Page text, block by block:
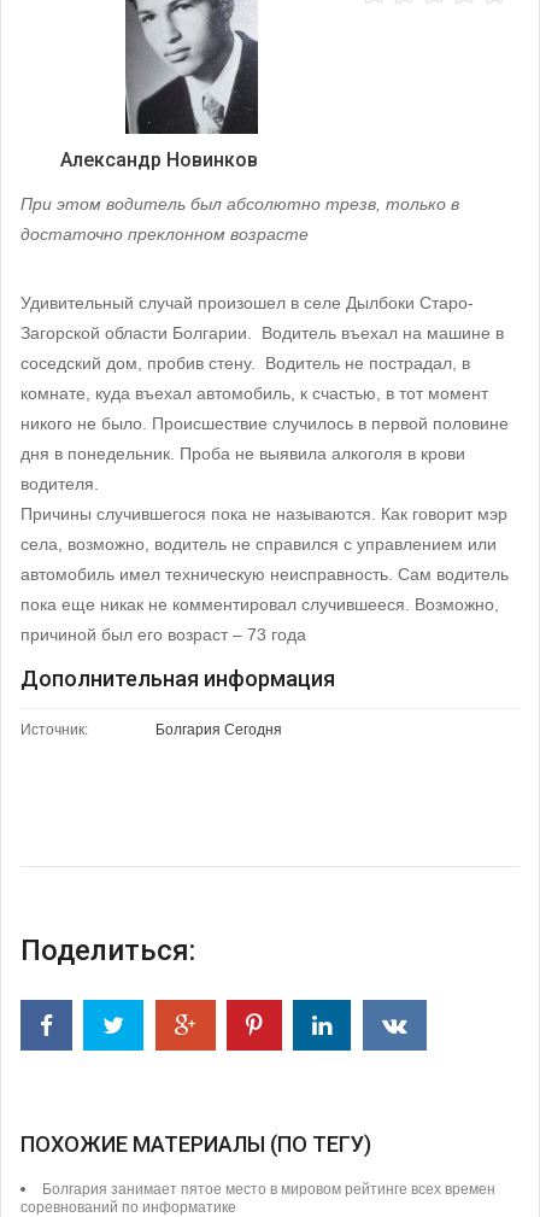
Александр Новинков
При этом водитель был абсолютно трезв, только в
достаточно преклонном возрасте
Удивительный случай произошел в селе Дылбоки Старо-
Загорской области Болгарии. Водитель въехал на машине в
соседский дом, пробив стену. Водитель не пострадал, в
комнате, куда въехал автомобиль, к счастью, в тот момент
никого не было. Происшествие случилось в первой половине
дня в понедельник. Проба не выявила алкоголя в крови
водителя.
Причины случившегося пока не называются. Как говорит мэр
села, возможно, водитель не справился с управлением или
автомобиль имел техническую неисправность. Сам водитель
пока еще никак не комментировал случившееся. Возможно,
причиной был его возраст – 73 года
Дополнительная информация
Источник: Болгария Сегодня
Поделиться:
ПОХОЖИЕ МАТЕРИАЛЫ (ПО ТЕГУ)
Болгария занимает пятое место в мировом рейтинге всех времен
соревнований по информатике